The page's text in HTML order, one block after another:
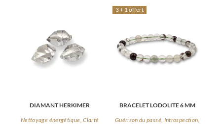
DIAMANT HERKIMER
Nettoyage énergétique, Clarté
3 + 1 offert
BRACELET LODOLITE 6 MM
Guérison du passé, Introspection,